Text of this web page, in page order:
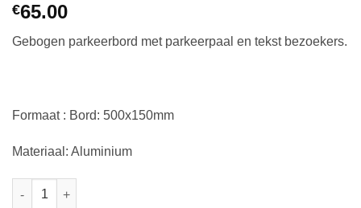
€65.00
Gebogen parkeerbord met parkeerpaal en tekst bezoekers.
Formaat : Bord: 500x150mm
Materiaal: Aluminium
Gebogen parkeerbord Bezoekers, standaard met parkeerpaal